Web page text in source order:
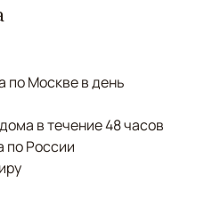
по Москве в день
в течение 48 часов
по России